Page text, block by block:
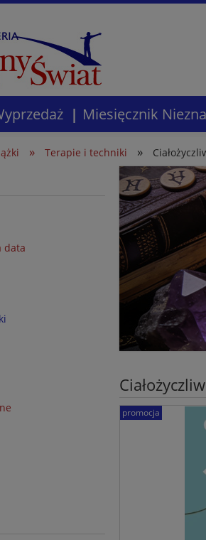
Miesięcznik
» Terapie i techniki »
data
promocja